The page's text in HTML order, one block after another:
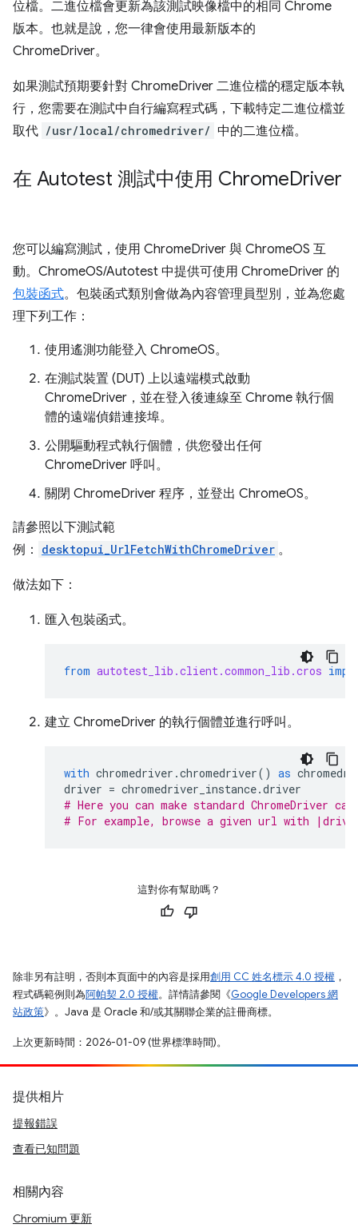
位檔。二進位檔會更新為該測試映像檔中的相同 Chrome
版本。也就是說，您一律會使用最新版本的
ChromeDriver。
如果測試預期要針對 ChromeDriver 二進位檔的穩定版本執
行，您需要在測試中自行編寫程式碼，下載特定二進位檔並
取代 /usr/local/chromedriver/ 中的二進位檔。
在 Autotest 測試中使用 ChromeDriver
您可以編寫測試，使用 ChromeDriver 與 ChromeOS 互
動。ChromeOS/Autotest 中提供可使用 ChromeDriver 的
包裝函式。包裝函式類別會做為內容管理員型別，並為您處
理下列工作：
使用遙測功能登入 ChromeOS。
在測試裝置 (DUT) 上以遠端模式啟動
ChromeDriver，並在登入後連線至 Chrome 執行個
體的遠端偵錯連接埠。
公開驅動程式執行個體，供您發出任何
ChromeDriver 呼叫。
關閉 ChromeDriver 程序，並登出 ChromeOS。
請參照以下測試範
例：
desktopui_UrlFetchWithChromeDriver 。
做法如下：
匯入包裝函式。
from autotest_lib.client.common_lib.cros
建立 ChromeDriver 的執行個體並進行呼叫。
with chromedriver .chromedriver() as
driver = chromedriver_instance.driver
# Here you can make standard ChromeDriver
# For example, browse a given url with
這對你有幫助嗎？
除非另有註明，否則本頁面中的內容是採用創用 CC 姓名標示 4.0 授權 ，
程式碼範例則為阿帕契 2.0 授權。詳情請參閱《Google Developers 網
站政策》。Java 是 Oracle 和/或其關聯企業的註冊商標。
上次更新時間：2026-01-09 (世界標準時間)。
提供相片
提報錯誤
查看已知問題
相關內容
Chromium 更新